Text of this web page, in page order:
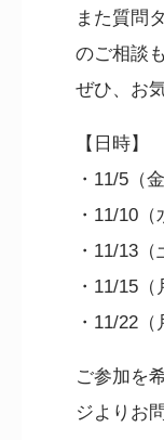
また質問
のご相談
ぜひ、お
【日時】
・11/5（
・11/10
・11/13
・11/15
・11/22
ご参加を
ジよりお